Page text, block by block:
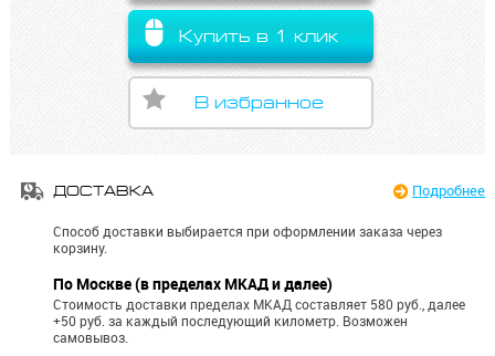
Купить в 1 клик
В избранное
ДОСТАВКА Подробнее
Способ доставки выбирается при оформлении заказа через
корзину.
По Москве (в пределах МКАД и далее)
Стоимость доставки пределах МКАД составляет 580 руб., далее
+50 руб. за каждый последующий километр. Возможен
самовывоз.